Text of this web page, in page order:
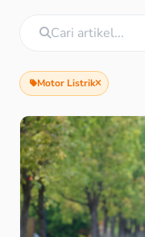
Motor Listrik